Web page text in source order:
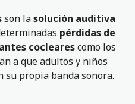
son lasolución auditiva
pérdidas de
coclearescomo los
a que adultos y niños
su propia banda sonora.